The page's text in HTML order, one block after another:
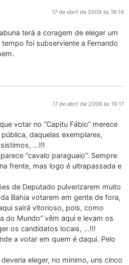
17 de abril de 2009 às 18:14
terá a coragem de eleger um
foi subserviente a Fernando
17 de abril de 2009 às 19:17
votar no “Capitu Fábio” merece
daquelas exemplares,
…!!!
“cavalo paraguaio”. Sempre
frente, mas logo é ultrapassada e
de Deputado pulverizarem muito
Bahia votarem em gente de fora,
sairá vitorioso, pois, como
do Mundo” vêm aqui e levam os
os candidatos locais, …!!!
a votar em quem é daqui. Pelo
eleger, no mínimo, uns cinco